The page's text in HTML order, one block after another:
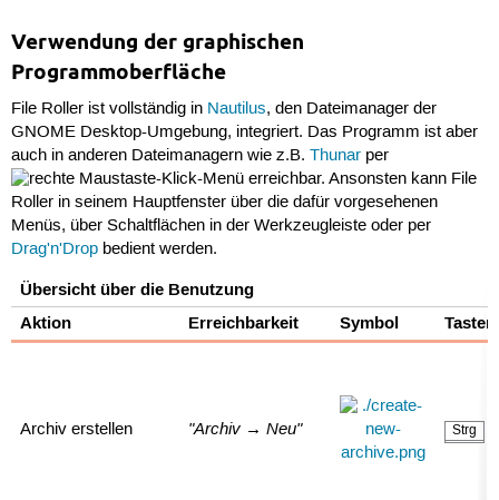
Verwendung der graphischen
Programmoberfläche
File Roller ist vollständig in Nautilus, den Dateimanager der
GNOME Desktop-Umgebung, integriert. Das Programm ist aber
auch in anderen Dateimanagern wie z.B. Thunarper
-Klick-Menü erreichbar. Ansonsten kann File
Roller in seinem Hauptfenster über die dafür vorgesehenen
Menüs, über Schaltflächen in der Werkzeugleiste oder per
Drag'n'Dropbedient werden.
Übersicht über die Benutzung
Aktion
Erreichbarkeit Symbol
Archiv erstellen "Archiv → Neu" Strg